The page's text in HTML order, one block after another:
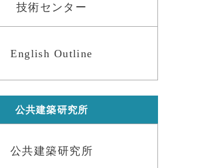
技術センター
English Outline
公共建築研究所
公共建築研究所